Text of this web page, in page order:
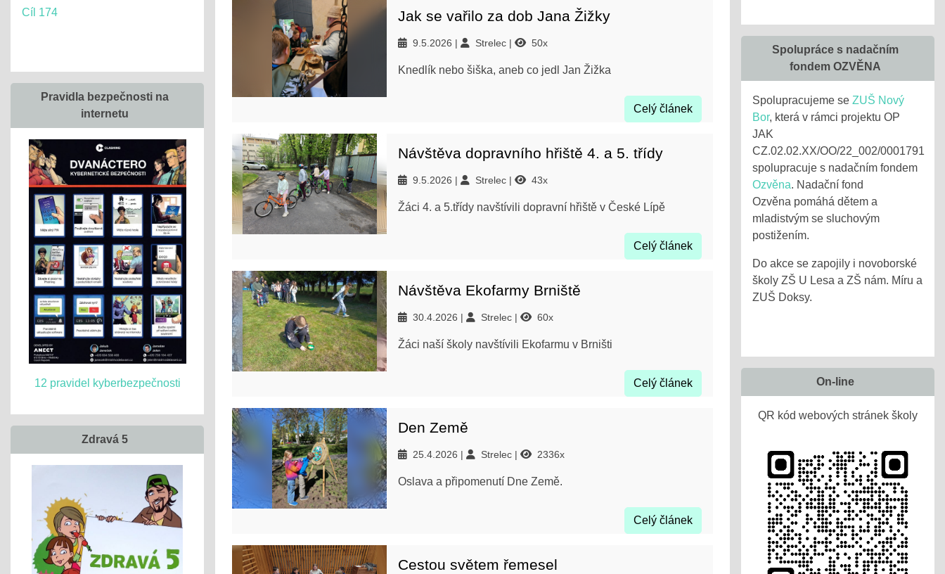
Jak se vařilo za dob Jana Žižky
9.5.2026 Strelec 50x
Knedlík nebo šiška, aneb co jedl Jan Žižka
Celý článek
Návštěva dopravního hřiště 4. a 5. třídy
9.5.2026 Strelec 43x
Žáci 4. a 5.třídy navštívili dopravní hřiště v České Lípě
Celý článek
Návštěva Ekofarmy Brniště
30.4.2026 Strelec 60x
Žáci naší školy navštívili Ekofarmu v Brništi
Celý článek
Den Země
25.4.2026 Strelec 2336x
Oslava a připomenutí Dne Země.
Celý článek
Cestou světem řemesel
Cíl 174
Pravidla bezpečnosti na
internetu
12 pravidel kyberbezpečnosti
Zdravá 5
Spolupráce s nadačním
fondem OZVĚNA
Spolupracujeme se ZUŠ Nový
Bor, která v rámci projektu OP
JAK
CZ.02.02.XX/OO/22_002/0001791
spolupracuje s nadačním fondem
Ozvěna. Nadační fond
Ozvěna pomáhá dětem a
mladistvým se sluchovým
postižením.
Do akce se zapojily i novoborské
školy ZŠ U Lesa a ZŠ nám. Míru a
ZUŠ Doksy.
On-line
QR kód webových stránek školy